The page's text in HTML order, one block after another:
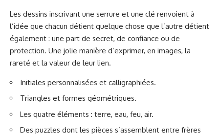
Les dessins inscrivant une serrure et une clé renvoient à
l’idée que chacun détient quelque chose que l’autre détient
également : une part de secret, de confiance ou de
protection. Une jolie manière d’exprimer, en images, la
rareté et la valeur de leur lien.
Initiales personnalisées et calligraphiées.
Triangles et formes géométriques.
Les quatre éléments : terre, eau, feu, air.
Des puzzles dont les pièces s’assemblent entre frères